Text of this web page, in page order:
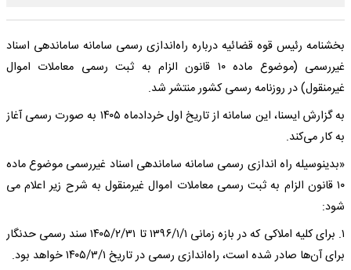
بخشنامه رئیس قوه قضائیه درباره راه‌اندازی رسمی سامانه ساماندهی اسناد
غیررسمی (موضوع ماده ۱۰ قانون الزام به ثبت رسمی معاملات اموال
غیرمنقول) در روزنامه رسمی کشور منتشر شد.
به گزارش ایسنا، این سامانه از تاریخ اول خردادماه ۱۴۰۵ به صورت رسمی آغاز
به کار می‌کند.
«بدینوسیله راه اندازی رسمی سامانه ساماندهی اسناد غیررسمی موضوع ماده
۱۰ قانون الزام به ثبت رسمی معاملات اموال غیرمنقول به شرح زیر اعلام می
شود:
۱. برای کلیه املاکی که در بازه زمانی ۱۳۹۶/۱/۱ تا ۱۴۰۵/۲/۳۱ سند رسمی حدنگار
برای آن‌ها صادر شده است، راه‌اندازی رسمی در تاریخ ۱۴۰۵/۳/۱ خواهد بود.